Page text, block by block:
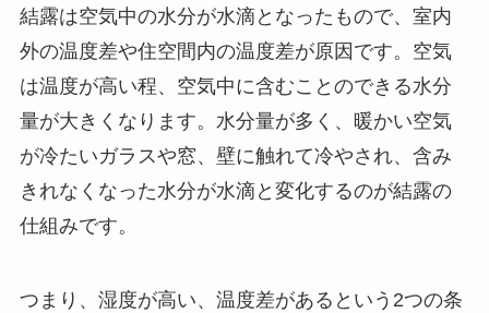
結露は空気中の水分が水滴となったもので、室内
外の温度差や住空間内の温度差が原因です。空気
は温度が高い程、空気中に含むことのできる水分
量が大きくなります。水分量が多く、暖かい空気
が冷たいガラスや窓、壁に触れて冷やされ、含み
きれなくなった水分が水滴と変化するのが結露の
仕組みです。
つまり、湿度が高い、温度差があるという2つの条